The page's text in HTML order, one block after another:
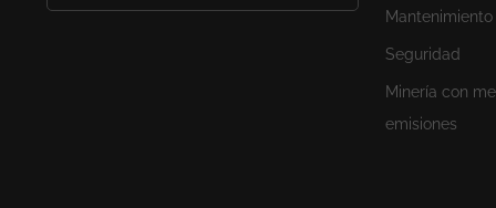
Mantenimiento
Seguridad
Minería con
emisiones